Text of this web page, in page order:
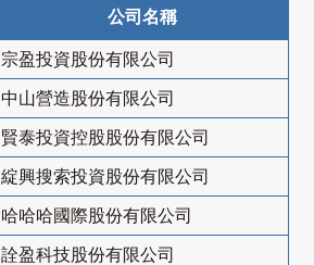
公司名稱
宗盈投資股份有限公司
中山營造股份有限公司
賢泰投資控股股份有限公司
綻興搜索投資股份有限公司
哈哈哈國際股份有限公司
詮盈科技股份有限公司